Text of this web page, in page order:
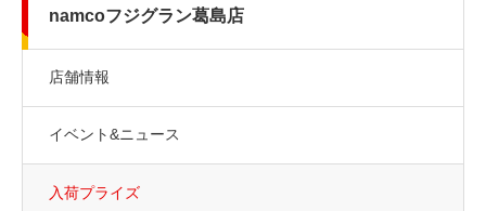
namcoフジグラン葛島店
店舗情報
イベント&ニュース
入荷プライズ